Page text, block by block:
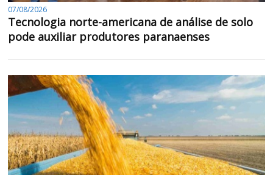
07/08/2026
Tecnologia norte-americana de análise de solo
pode auxiliar produtores paranaenses